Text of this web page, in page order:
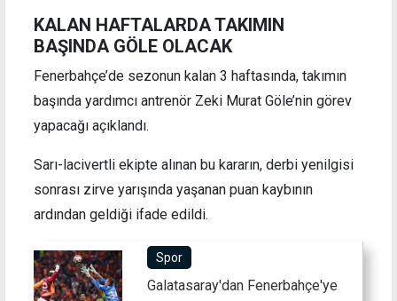
KALAN HAFTALARDA TAKIMIN
BAŞINDA GÖLE OLACAK
Fenerbahçe’de sezonun kalan 3 haftasında, takımın
başında yardımcı antrenör Zeki Murat Göle’nin görev
yapacağı açıklandı.
Sarı-lacivertli ekipte alınan bu kararın, derbi yenilgisi
sonrası zirve yarışında yaşanan puan kaybının
ardından geldiği ifade edildi.
Spor
Galatasaray'dan Fenerbahçe'ye